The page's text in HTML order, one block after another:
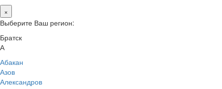
×
Выберите Ваш регион:
Братск
А
Абакан
Азов
Александров